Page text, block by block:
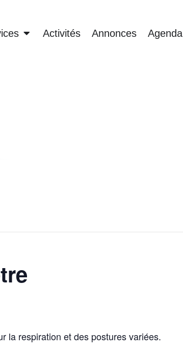
Activités Annonces Agenda
la respiration et des postures variées.